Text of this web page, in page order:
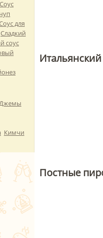
Постные
Соус
для
Сладкий
соус
Кимчи